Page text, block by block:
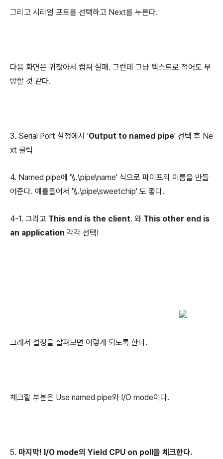
그리고 시리얼 포트를 선택하고 Next를 누른다.
다음 화면은 귀찮아서 캡쳐 실패. 그런데 그냥 텍스트로 적어도 무
방할 것 같다.
3. Serial Port 설정에서 'Output to named pipe' 선택 후 Ne
xt 클릭
4. Named pipe에 '\\.\pipe\name' 식으로 파이프의 이름을 만들
어준다. 예를들어서 '\\.\pipe\sweetchip' 도 좋다.
4-1. 그리고 This end is the client. 와 This other end is
an application 각각 선택!
그래서 설정을 살펴보면 이렇게 되도록 한다.
체크할 부분은 Use named pipe와 I/O mode이다.
5. 마지막! I/O mode의 Yield CPU on poll을 체크한다.